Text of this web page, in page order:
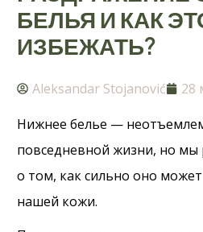
БЕЛЬЯ И КАК
ИЗБЕЖАТЬ?
Aleksandar Stojanović
28
Нижнее белье —
повседневной жизни, но мы
о том, как сильно оно
нашей кожи.